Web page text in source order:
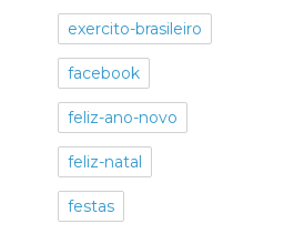
exercito-brasileiro
facebook
feliz-ano-novo
feliz-natal
festas